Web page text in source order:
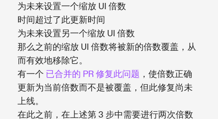
为未来设置一个缩放 UI 倍数
时间超过了此更新时间
为未来设置另一个缩放 UI 倍数
那么之前的缩放 UI 倍数将被新的倍数覆盖，从
而有效地移除它。
有一个 已合并的 PR 修复此问题 ，使倍数正确
更新为当前倍数而不是被覆盖，但此修复尚未
上线。
在此之前，在上述第 3 步中需要进行两次倍数